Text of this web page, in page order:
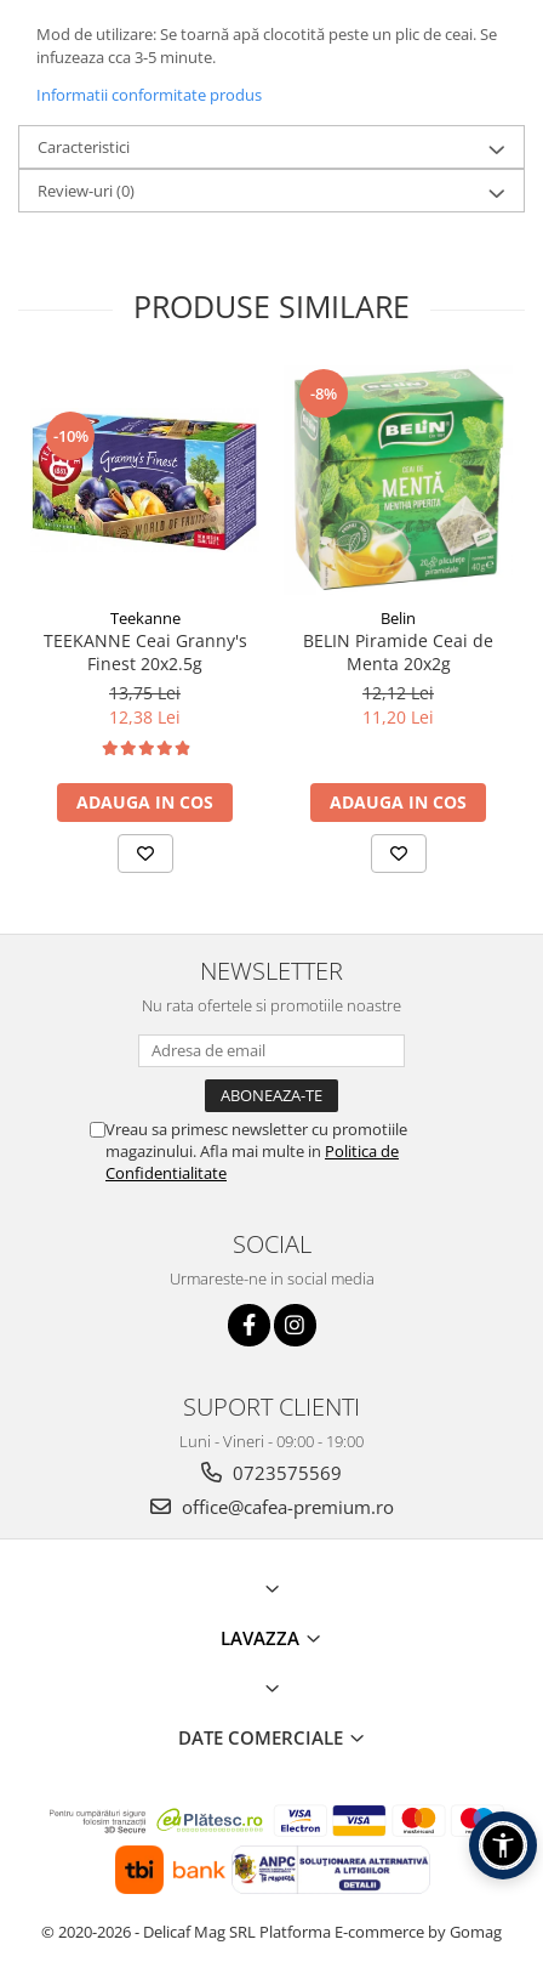
Mod de utilizare: Se toarnă apă clocotită peste un plic de ceai. Se
infuzeaza cca 3-5 minute.
Informatii conformitate produs
Caracteristici
Review-uri(0)
PRODUSE SIMILARE
-10%
Teekanne
TEEKANNE Ceai Granny's
Finest 20x2.5g
13,75 Lei
12,38 Lei
ADAUGA IN COS
-8%
Belin
BELIN Piramide Ceai de
Menta 20x2g
12,12 Lei
11,20 Lei
ADAUGA IN COS
NEWSLETTER
Nu rata ofertele si promotiile noastre
Vreau sa primesc newsletter cu promotiile
magazinului. Afla mai multe in Politica de
Confidentialitate
SOCIAL
Urmareste-ne in social media
SUPORT CLIENTI
Luni - Vineri - 09:00 - 19:00
0723575569
office@cafea-premium.ro
LAVAZZA
DATE COMERCIALE
© 2020-2026 - Delicaf Mag SRL Platforma E-commerce by Gomag